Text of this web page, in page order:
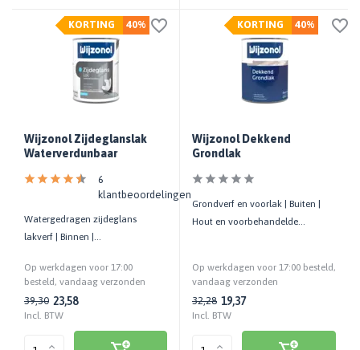
40%
KORTING
Wijzonol Zijdeglanslak
Waterverdunbaar
6
klantbeoordelingen
Watergedragen zijdeglans
lakverf | Binnen |
stootvast
Op werkdagen voor 17:00
besteld, vandaag verzonden
39,30 23,58
Incl. BTW
40%
KORTING
Wijzonol Dekkend
Grondlak
Grondverf en voorlak | Buiten |
Hout en voorbehandelde
Op werkdagen voor 17:00 besteld,
vandaag verzonden
32,28 19,37
Incl. BTW